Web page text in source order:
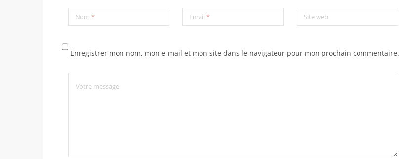
Nom * Email* Site web
Enregistrer mon nom, mon e-mail et mon site dans le navigateur pour mon prochain commentaire.